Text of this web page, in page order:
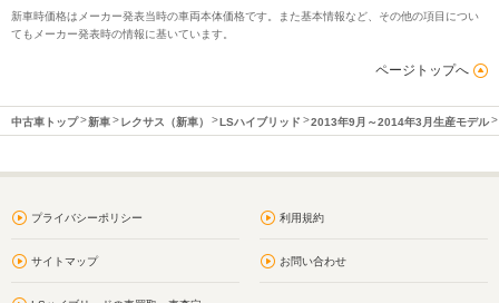
新車時価格はメーカー発表当時の車両本体価格です。また基本情報など、その他の項目につい
てもメーカー発表時の情報に基いています。
ページトップへ
中古車トップ 新車 レクサス（新車） LSハイブリッド 2013年9月～2014年3月生産モデル
プライバシーポリシー 利用規約
サイトマップ お問い合わせ